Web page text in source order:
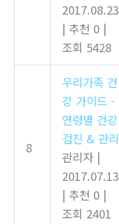
2017.08.23
| 추천 0 |
조회 5428
8
우리가족 건
강 가이드 -
연령별 건강
검진 & 관리
관리자 |
2017.07.13
| 추천 0 |
조회 2401